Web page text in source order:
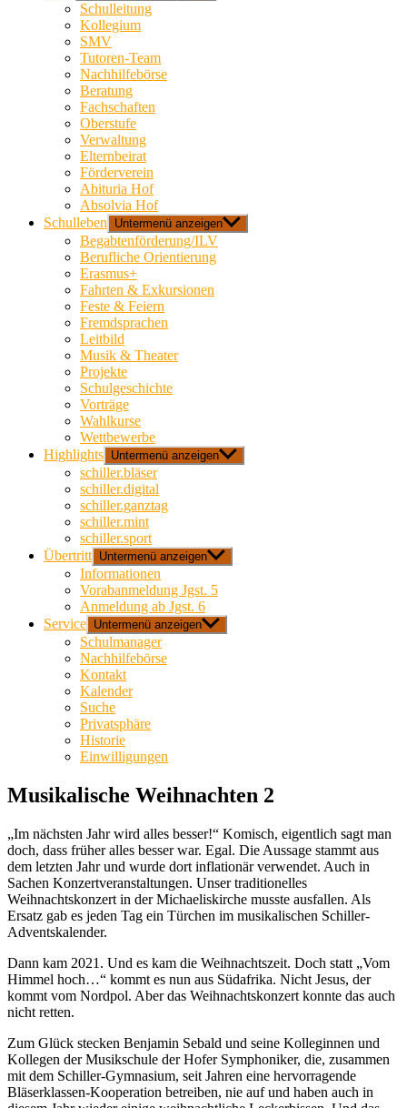
Schulleitung
Kollegium
SMV
Tutoren-Team
Nachhilfebörse
Beratung
Fachschaften
Oberstufe
Verwaltung
Elternbeirat
Förderverein
Abituria Hof
Absolvia Hof
Schulleben
Untermenü anzeigen
Begabtenförderung/ILV
Berufliche Orientierung
Erasmus+
Fahrten & Exkursionen
Feste & Feiern
Fremdsprachen
Leitbild
Musik & Theater
Projekte
Schulgeschichte
Vorträge
Wahlkurse
Wettbewerbe
Highlights Untermenü anzeigen
schiller.bläser
schiller.digital
schiller.ganztag
schiller.mint
schiller.sport
Übertritt Untermenü anzeigen
Informationen
Vorabanmeldung Jgst. 5
Anmeldung ab Jgst. 6
Service Untermenü anzeigen
Schulmanager
Nachhilfebörse
Kontakt
Kalender
Suche
Privatsphäre
Historie
Einwilligungen
Musikalische Weihnachten 2
„Im nächsten Jahr wird alles besser!“ Komisch, eigentlich sagt man
doch, dass früher alles besser war. Egal. Die Aussage stammt aus
dem letzten Jahr und wurde dort inflationär verwendet. Auch in
Sachen Konzertveranstaltungen. Unser traditionelles
Weihnachtskonzert in der Michaeliskirche musste ausfallen. Als
Ersatz gab es jeden Tag ein Türchen im musikalischen Schiller-
Adventskalender.
Dann kam 2021. Und es kam die Weihnachtszeit. Doch statt „Vom
Himmel hoch…“ kommt es nun aus Südafrika. Nicht Jesus, der
kommt vom Nordpol. Aber das Weihnachtskonzert konnte das auch
nicht retten.
Zum Glück stecken Benjamin Sebald und seine Kolleginnen und
Kollegen der Musikschule der Hofer Symphoniker, die, zusammen
mit dem Schiller-Gymnasium, seit Jahren eine hervorragende
Bläserklassen-Kooperation betreiben, nie auf und haben auch in